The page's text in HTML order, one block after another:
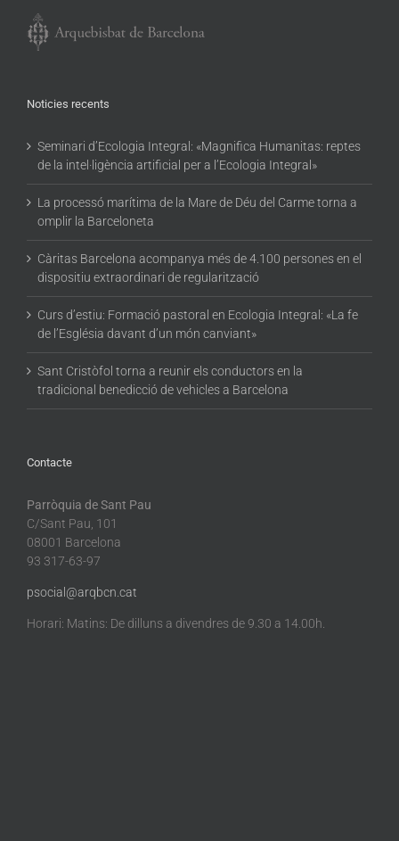
Noticies recents
Seminari d’Ecologia Integral: «Magnifica Humanitas: reptes
de la intel·ligència artificial per a l’Ecologia Integral»
La processó marítima de la Mare de Déu del Carme torna a
omplir la Barceloneta
Càritas Barcelona acompanya més de 4.100 persones en el
dispositiu extraordinari de regularització
Curs d’estiu: Formació pastoral en Ecologia Integral: «La fe
de l’Església davant d’un món canviant»
Sant Cristòfol torna a reunir els conductors en la
tradicional benedicció de vehicles a Barcelona
Contacte
Parròquia de Sant Pau
C/Sant Pau, 101
08001 Barcelona
93 317-63-97
psocial@arqbcn.cat
Horari: Matins: De dilluns a divendres de 9.30 a 14.00h.